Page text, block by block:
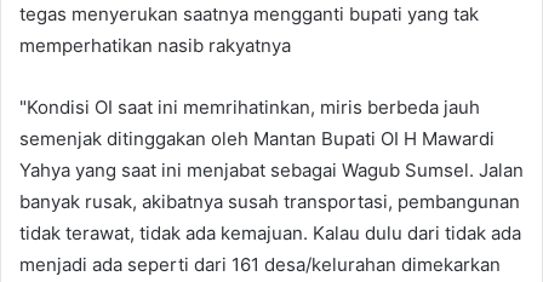
tegas menyerukan saatnya mengganti bupati yang tak
memperhatikan nasib rakyatnya
"Kondisi OI saat ini memrihatinkan, miris berbeda jauh
semenjak ditinggakan oleh Mantan Bupati OI H Mawardi
Yahya yang saat ini menjabat sebagai Wagub Sumsel. Jalan
banyak rusak, akibatnya susah transportasi, pembangunan
tidak terawat, tidak ada kemajuan. Kalau dulu dari tidak ada
menjadi ada seperti dari 161 desa/kelurahan dimekarkan